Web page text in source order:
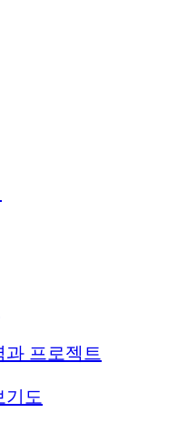
과 프로젝트
기도